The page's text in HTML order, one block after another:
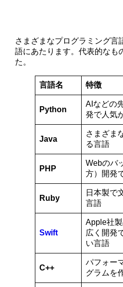
さまざまなプログラミング言
語にあたります。代表的なも
た。
言語名 特徴
Python
AIなどの
発で人気
Java
さまざま
る言語
PHP
Webのバ
方）開発
Ruby
日本製で
言語
Swift
Apple社
広く開発
い言語
C++
パフォー
グラムを